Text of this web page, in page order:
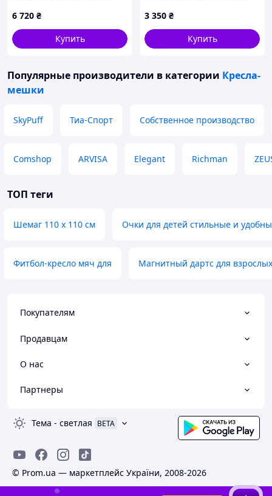
870067EM1
6 720 ₴
Купить
3 350 ₴
Купить
Популярные производители в категории Кресла-
мешки
SkyPuff Тиа-Спорт Собственное производство
Comshop ARVISA Elegant Richman
ТОП теги
Шемаг 110 х 110 см Очки для детей стильные и
Фитбол-кресло мяч для Магнитный дартс для
Покупателям
Продавцам
О нас
Партнеры
Тема - светлая BETA
© Prom.ua — маркетплейс України, 2008-2026